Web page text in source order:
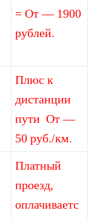
= От — 1900
рублей.
Плюс к
дистанции
пути От —
50 руб./км.
Платный
проезд,
оплачиваетс